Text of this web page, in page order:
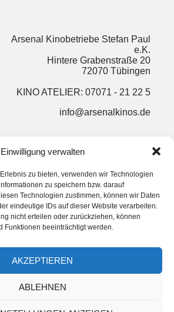
Einwilligung verwalten
zu bieten, verwenden wir Technologien
zu speichern bzw. darauf
Technologien zustimmen, können wir Daten
eindeutige IDs auf dieser Website verarbeiten.
nicht erteilen oder zurückziehen, können
Funktionen beeinträchtigt werden.
AKZEPTIEREN
ABLEHNEN
Arsenal Kinobetriebe Stefan Paul
e.K.
Hintere Grabenstraße 20
72070 Tübingen
KINO ATELIER: 07071 - 21 22 5
info@arsenalkinos.de
ändern
ändern